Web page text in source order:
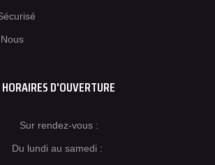
HORAIRES D'OUVERTURE
Sur rendez-vous :
Du lundi au samedi :